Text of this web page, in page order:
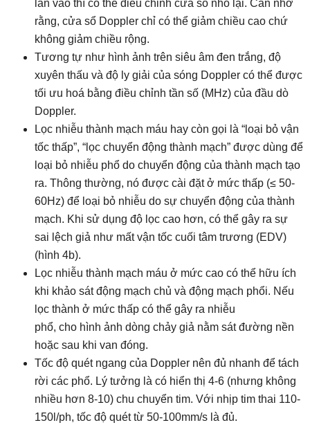
lẫn vào thì có thể điều chỉnh cửa sổ nhỏ lại. Cần nhớ
rằng, cửa sổ Doppler chỉ có thể giảm chiều cao chứ
không giảm chiều rộng.
Tương tự như hình ảnh trên siêu âm đen trắng, độ
xuyên thấu và độ ly giải của sóng Doppler có thể được
tối ưu hoá bằng điều chỉnh tần số (MHz) của đầu dò
Doppler.
Lọc nhiễu thành mạch máu hay còn gọi là “loại bỏ vận
tốc thấp”, “lọc chuyển động thành mạch” được dùng để
loại bỏ nhiễu phổ do chuyển động của thành mạch tạo
ra. Thông thường, nó được cài đặt ở mức thấp (≤ 50-
60Hz) để loại bỏ nhiễu do sự chuyển động của thành
mạch. Khi sử dụng độ lọc cao hơn, có thể gây ra sự
sai lệch giả như mất vận tốc cuối tâm trương (EDV)
(hình 4b).
Lọc nhiễu thành mạch máu ở mức cao có thể hữu ích
khi khảo sát động mạch chủ và động mạch phổi. Nếu
lọc thành ở mức thấp có thể gây ra nhiễu
phổ, cho hình ảnh dòng chảy giả nằm sát đường nền
hoặc sau khi van đóng.
Tốc độ quét ngang của Doppler nên đủ nhanh để tách
rời các phổ. Lý tưởng là có hiển thị 4-6 (nhưng không
nhiều hơn 8-10) chu chuyển tim. Với nhịp tim thai 110-
150l/ph, tốc độ quét từ 50-100mm/s là đủ.